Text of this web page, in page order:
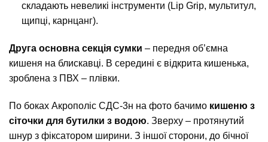
складають невеликі інструменти (Lip Grip, мультитул,
щипці, карнцанг).
Друга основна секція сумки – передня об’ємна
кишеня на блискавці. В середині є відкрита кишенька,
зроблена з ПВХ – плівки.
По боках Акрополіс СДС-3н на фото бачимо кишеню з
сіточки для бутилки з водою. Зверху – протянутий
шнур з фіксатором ширини. З іншої сторони, до бічної